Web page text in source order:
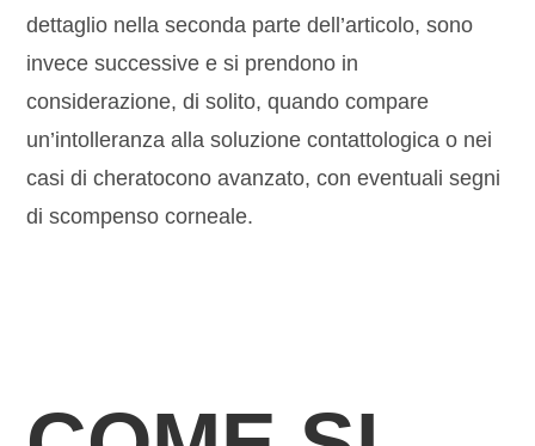
dettaglio nella seconda parte dell’articolo, sono
invece successive e si prendono in
considerazione, di solito, quando compare
un’intolleranza alla soluzione contattologica o nei
casi di cheratocono avanzato, con eventuali segni
di scompenso corneale.